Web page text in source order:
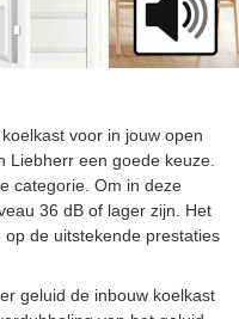
voor in jouw open
Liebherr een goede keuze.
categorie. Om in deze
36 dB of lager zijn. Het
de uitstekende prestaties
geluid de inbouw koelkast